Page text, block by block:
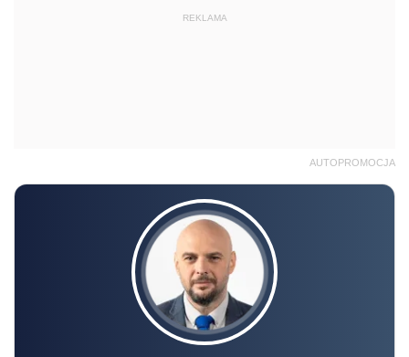
REKLAMA
AUTOPROMOCJA